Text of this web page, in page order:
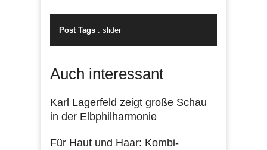
Post Tags : slider
Auch interessant
Karl Lagerfeld zeigt große Schau
in der Elbphilharmonie
Für Haut und Haar: Kombi-